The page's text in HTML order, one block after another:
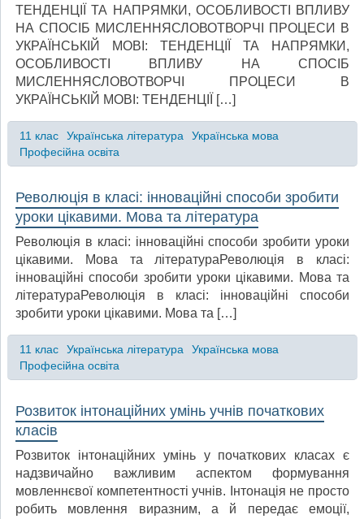
ТЕНДЕНЦІЇ ТА НАПРЯМКИ, ОСОБЛИВОСТІ ВПЛИВУ
НА СПОСІБ МИСЛЕННЯСЛОВОТВОРЧІ ПРОЦЕСИ В
УКРАЇНСЬКІЙ МОВІ: ТЕНДЕНЦІЇ ТА НАПРЯМКИ,
ОСОБЛИВОСТІ ВПЛИВУ НА СПОСІБ
МИСЛЕННЯСЛОВОТВОРЧІ ПРОЦЕСИ В
УКРАЇНСЬКІЙ МОВІ: ТЕНДЕНЦІЇ […]
11 клас Українська література
Українська мова
Професійна освіта
Революція в класі: інноваційні способи зробити
уроки цікавими. Мова та література
Революція в класі: інноваційні способи зробити уроки
цікавими. Мова та літератураРеволюція в класі:
інноваційні способи зробити уроки цікавими. Мова та
літератураРеволюція в класі: інноваційні способи
зробити уроки цікавими. Мова та […]
11 клас Українська література
Українська мова
Професійна освіта
Розвиток інтонаційних умінь учнів початкових
класів
Розвиток інтонаційних умінь у початкових класах є
надзвичайно важливим аспектом формування
мовленнєвої компетентності учнів. Інтонація не просто
робить мовлення виразним, а й передає емоції,